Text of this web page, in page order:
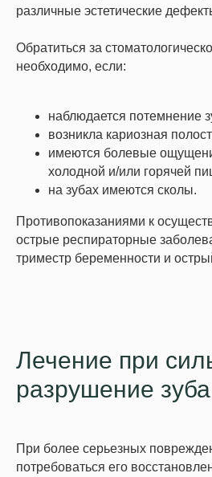
различные эстетические
Обратиться за
необходимо, если:
наблюдается потемнение
возникла кариозная
имеются болевые
холодной и/или горячей
на зубах имеются сколы.
Противопоказаниями к
острые респираторные
триместр беременности и
Лечение при
разрушение зуба
При более серьезных
потребоваться его